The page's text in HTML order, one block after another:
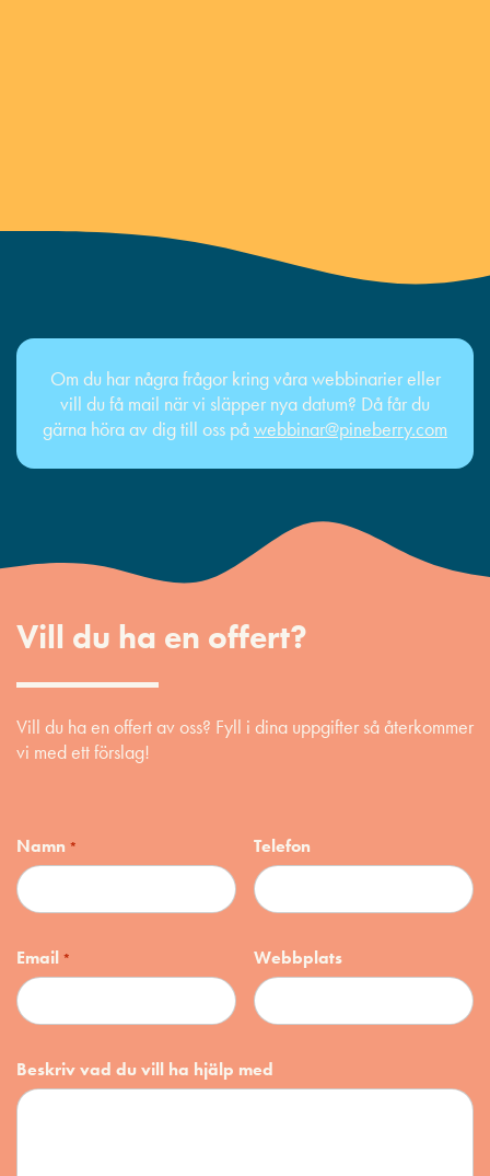
Om du har några frågor kring våra webbinarier eller
vill du få mail när vi släpper nya datum? Då får du
gärna höra av dig till oss påwebbinar@pineberry.com
Vill du ha en offert?
Vill du ha en offert av oss? Fyll i dina uppgifter så återkommer
vi med ett förslag!
Namn * Telefon
Email * Webbplats
Beskriv vad du vill ha hjälp med